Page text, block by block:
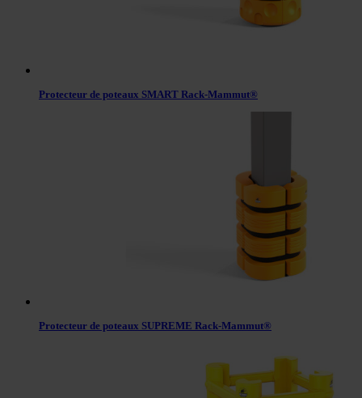
Protecteur de poteaux SMART Rack-Mammut®
Protecteur de poteaux SUPREME Rack-Mammut®